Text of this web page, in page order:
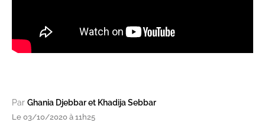
Par Ghania Djebbar et Khadija Sebbar
Le 03/10/2020 à 11h25